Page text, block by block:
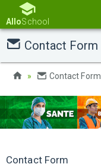
AlloSchool
Contact Form
Contact Form
Contact Form